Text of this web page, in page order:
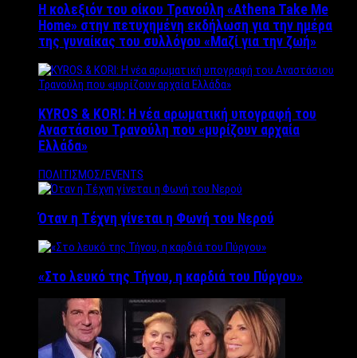
Η κολεξιόν του οίκου Τρανούλη «Athena Take Me
Home» στην πετυχημένη εκδήλωση για την ημέρα
της γυναίκας του συλλόγου «Μαζί για την ζωή»
KYROS & KORI: Η νέα αρωματική υπογραφή του
Αναστάσιου Τρανούλη που «μυρίζουν αρχαία
Ελλάδα»
ΠΟΛΙΤΙΣΜΟΣ/EVENTS
Όταν η Τέχνη γίνεται η Φωνή του Νερού
«Στο λευκό της Τήνου, η καρδιά του Πύργου»